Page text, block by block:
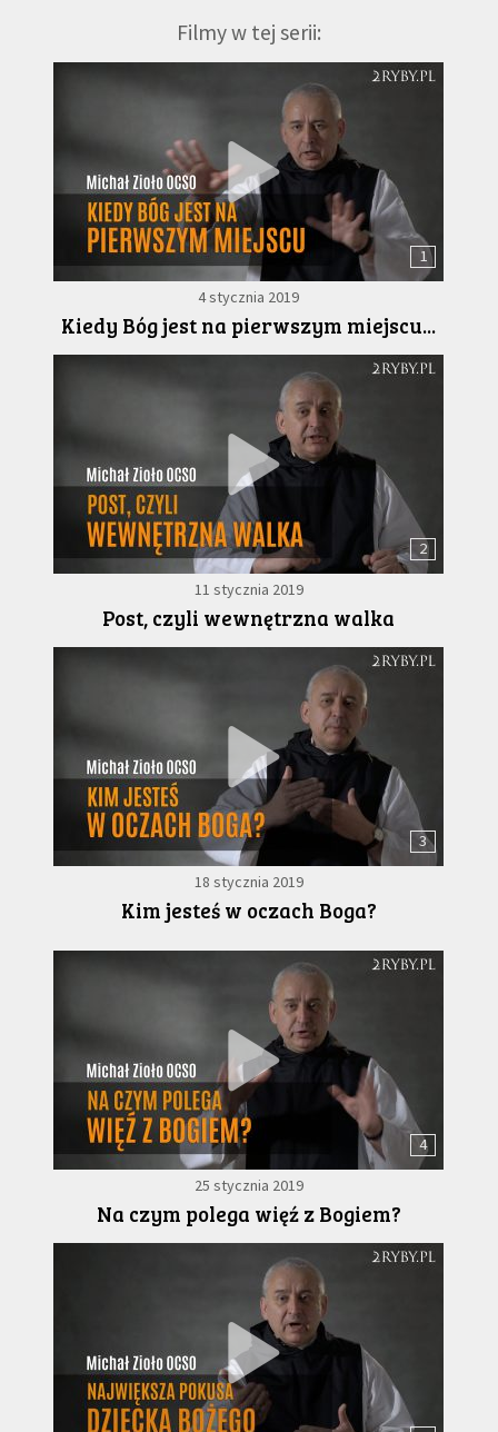
Filmy w tej serii:
1
4 stycznia 2019
Kiedy Bóg jest na pierwszym miejscu...
2
11 stycznia 2019
Post, czyli wewnętrzna walka
3
18 stycznia 2019
Kim jesteś w oczach Boga?
4
25 stycznia 2019
Na czym polega więź z Bogiem?